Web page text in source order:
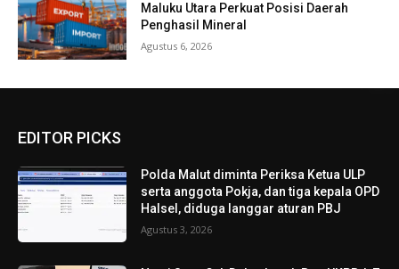
Maluku Utara Perkuat Posisi Daerah
Penghasil Mineral
Agustus 6, 2026
EDITOR PICKS
Polda Malut diminta Periksa Ketua ULP
serta anggota Pokja, dan tiga kepala OPD
Halsel, diduga langgar aturan PBJ
Agustus 3, 2026